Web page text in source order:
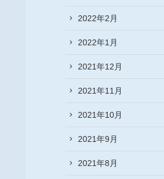
2022年2月
2022年1月
2021年12月
2021年11月
2021年10月
2021年9月
2021年8月